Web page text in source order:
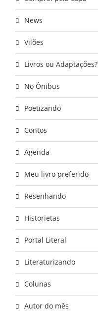
News
Vilões
Livros ou Adaptações?
No Ônibus
Poetizando
Contos
Agenda
Meu livro preferido
Resenhando
Historietas
Portal Literal
Literaturizando
Colunas
Autor do mês